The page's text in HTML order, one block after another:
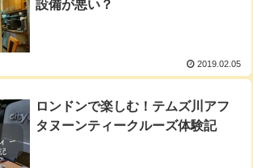
設備が悪い？
2019.02.05
ロンドンで楽しむ！テムズ川アフ
タヌーンティークルーズ体験記